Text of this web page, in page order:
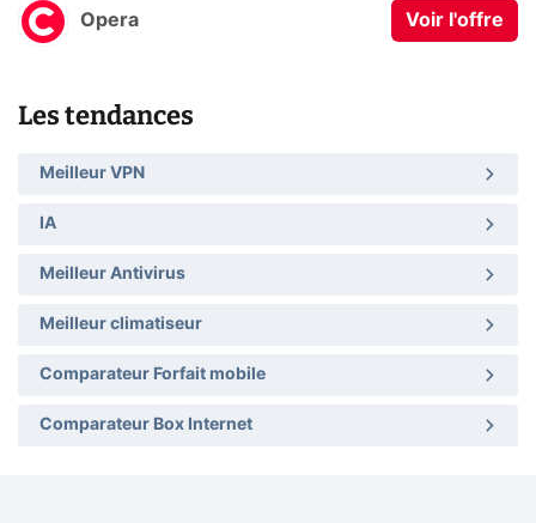
Opera Voir l'offre
Les tendances
Meilleur VPN
IA
Meilleur Antivirus
Meilleur climatiseur
Comparateur Forfait mobile
Comparateur Box Internet